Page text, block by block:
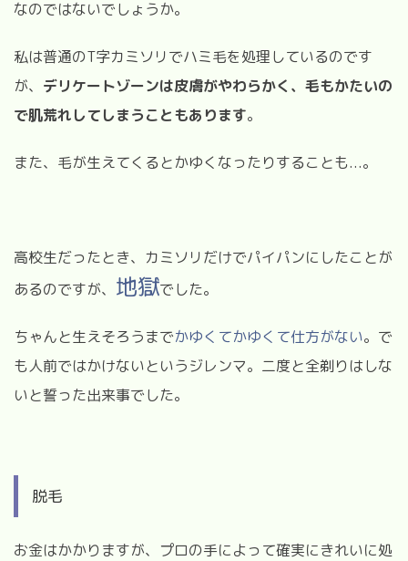
なのではないでしょうか。
私は普通のT字カミソリでハミ毛を処理しているのです
が、 デリケートゾーンは皮膚がやわらかく、毛もかたいの
で肌荒れしてしまうこともあります。
また、毛が生えてくるとかゆくなったりすることも...。
高校生だったとき、カミソリだけでパイパンにしたことが
あるのですが、 地獄でした。
ちゃんと生えそろうまでかゆくてかゆくて仕方がない。で
も人前ではかけないというジレンマ。二度と全剃りはしな
いと誓った出来事でした。
脱毛
お金はかかりますが、プロの手によって確実にきれいに処